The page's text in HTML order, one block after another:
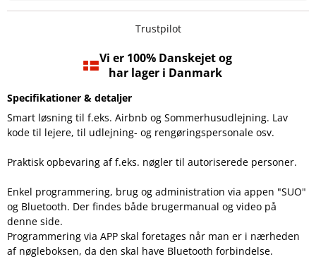
Trustpilot
Vi er 100% Danskejet og
har lager i Danmark
Specifikationer & detaljer
Smart løsning til f.eks. Airbnb og Sommerhusudlejning. Lav
kode til lejere, til udlejning- og rengøringspersonale osv.
Praktisk opbevaring af f.eks. nøgler til autoriserede personer.
Enkel programmering, brug og administration via appen "SUO"
og Bluetooth. Der findes både brugermanual og video på
denne side.
Programmering via APP skal foretages når man er i nærheden
af nøgleboksen, da den skal have Bluetooth forbindelse.